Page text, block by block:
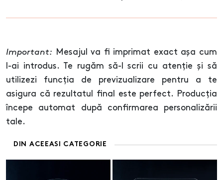
Important: Mesajul va fi imprimat exact așa cum
l-ai introdus. Te rugăm să-l scrii cu atenție și să
utilizezi funcția de previzualizare pentru a te
asigura că rezultatul final este perfect. Producția
începe automat după confirmarea personalizării
tale.
DIN ACEEASI CATEGORIE